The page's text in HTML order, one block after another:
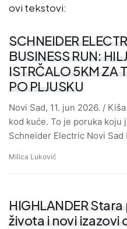
ovi tekstovi:
SCHNEIDER
BUSINESS RUN:
ISTRČALO 5KM ZA
PO PLJUSKU
Novi Sad, 11. jun 2026. /
kod kuće. To je poruka koju
Schneider Electric Novi Sad
Milica Luković
HIGHLANDER
života i novi izazovi